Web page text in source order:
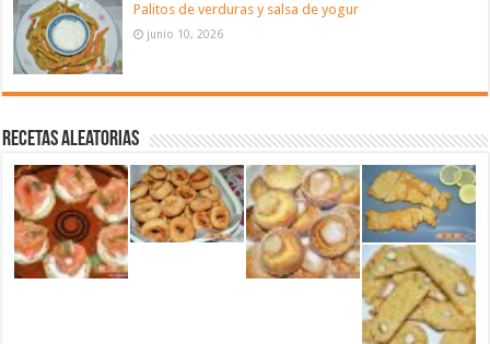
Palitos de verduras y salsa de yogur
junio 10, 2026
Recetas aleatorias